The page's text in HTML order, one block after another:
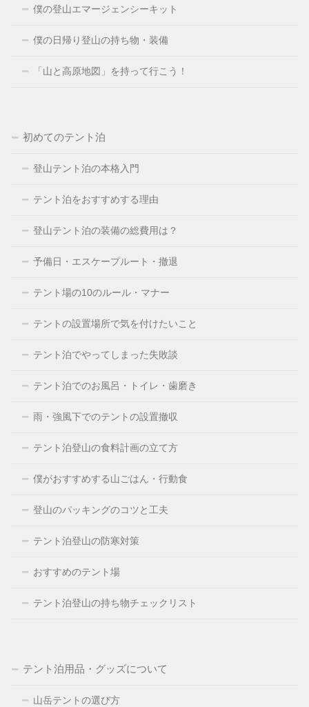
僕の登山エマージェンシーキット
僕の日帰り登山の持ち物・装備
「山と高原地図」を持って行こう！
初めてのテント泊
登山テント泊の本格入門
テント泊をおすすめする理由
登山テント泊の装備の総費用は？
予備日・エスケープルート・撤退
テント場の10のルール・マナー
テントの設置場所で気を付けたいこと
テント泊でやってしまった失敗談
テント泊でのお風呂・トイレ・歯磨き
雨・強風下でのテントの設置撤収
テント泊登山の食料計画の立て方
僕がおすすめする山ごはん・行動食
登山のパッキングのコツと工夫
テント泊登山の防寒対策
おすすめのテント場
テント泊登山の持ち物チェックリスト
テント泊用品・グッズについて
山岳テントの選び方